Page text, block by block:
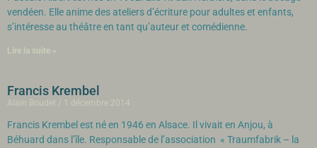
vendéen. Elle anime des ateliers d’écriture pour adultes et enfants,
s’intéresse au théâtre en tant qu’auteur et comédienne.
Lire la suite »
Francis Krembel
Alain Boudet 1 décembre 2014
Francis Krembel est né en 1946 en Alsace. Il vivait en Anjou, à
Béhuard dans l’île. Responsable de l’association « Traumfabrik – la